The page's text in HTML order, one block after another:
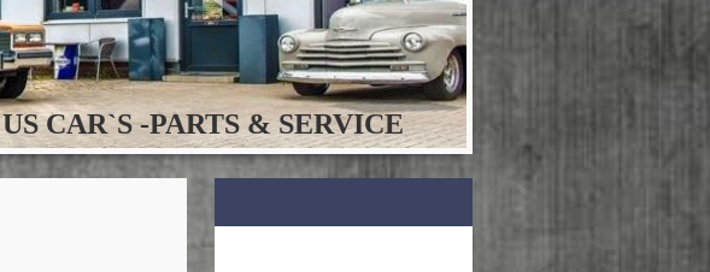
US CAR`S -PARTS & SERVICE